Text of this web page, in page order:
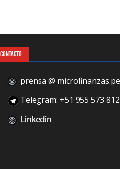
CONTACTO
prensa @ microfinanzas.pe
Telegram: +51 955 573 812